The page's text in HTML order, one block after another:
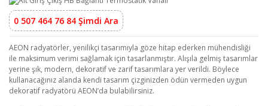
0 507 464 76 84 Şimdi Ara
AEON radyatörler, yenilikçi tasarımıyla göze hitap ederken mühendisliği
ile maksimum verimi sağlamak için tasarlanmıştır. Alışıla gelmiş tasarımlar
yerine şık, modern, dekoratif ve zarif tasarımlara yer verildi. Böylece
kullanacağınız alanda kendi tasarım çizginizden ödün vermeden uygun
dekoratif radyatörü AEON’da bulabilirsiniz.